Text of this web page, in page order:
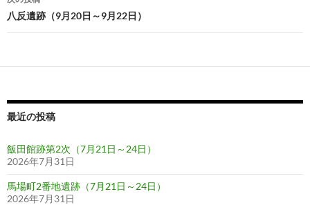
ゲ
シ
ョ
ン
八反遺跡（9月20日～9月22日）
最近の投稿
飯田館跡第2次（7月21日～24日）
2026年7月31日
馬場町2番地遺跡（7月21日～24日）
2026年7月31日